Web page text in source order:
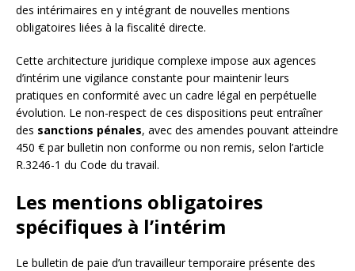
des intérimaires en y intégrant de nouvelles mentions
obligatoires liées à la fiscalité directe.
Cette architecture juridique complexe impose aux agences
d’intérim une vigilance constante pour maintenir leurs
pratiques en conformité avec un cadre légal en perpétuelle
évolution. Le non-respect de ces dispositions peut entraîner
des sanctions pénales, avec des amendes pouvant atteindre
450 € par bulletin non conforme ou non remis, selon l’article
R.3246-1 du Code du travail.
Les mentions obligatoires
spécifiques à l’intérim
Le bulletin de paie d’un travailleur temporaire présente des